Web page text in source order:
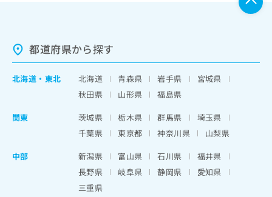
都道府県から探す
北海道 ・ 東北 北海道 青森県 岩手県
宮城県
秋田県
山形県
福島県
関東
茨城県 栃木県 群馬県
埼玉県
千葉県
東京都 神奈川県
山梨県
中部
新潟県 富山県 石川県
福井県
長野県
岐阜県 静岡県
愛知県
三重県